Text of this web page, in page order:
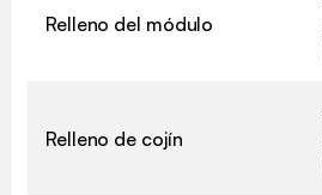
Relleno del módulo
Relleno de cojín